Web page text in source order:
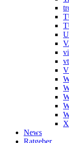
News
Ratgeber